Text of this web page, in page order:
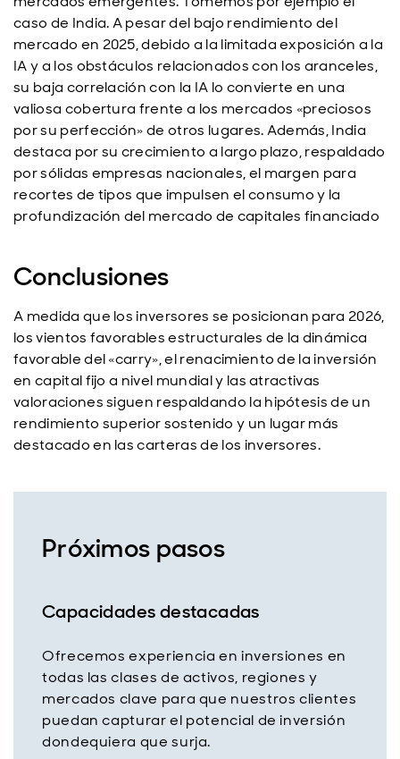
caso de India. A pesar del bajo rendimiento del
mercado en 2025, debido a la limitada exposición a la
IA y a los obstáculos relacionados con los aranceles,
su baja correlación con la IA lo convierte en una
valiosa cobertura frente a los mercados «preciosos
por su perfección» de otros lugares. Además, India
destaca por su crecimiento a largo plazo, respaldado
por sólidas empresas nacionales, el margen para
recortes de tipos que impulsen el consumo y la
profundización del mercado de capitales financiado
Conclusiones
A medida que los inversores se posicionan para 2026,
los vientos favorables estructurales de la dinámica
favorable del «carry», el renacimiento de la inversión
en capital fijo a nivel mundial y las atractivas
valoraciones siguen respaldando la hipótesis de un
rendimiento superior sostenido y un lugar más
destacado en las carteras de los inversores.
Próximos pasos
Capacidades destacadas
Ofrecemos experiencia en inversiones en
todas las clases de activos, regiones y
mercados clave para que nuestros clientes
puedan capturar el potencial de inversión
dondequiera que surja.